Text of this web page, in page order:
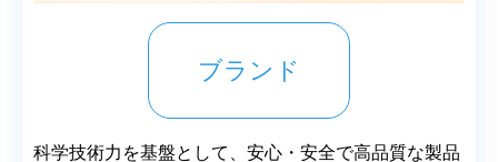
ブランド
科学技術力を基盤として、安心・安全で高品質な製品